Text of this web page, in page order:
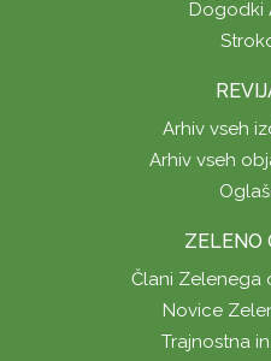
Dogodki
Arhiv vseh
Arhiv vseh
ZELENO
Člani Zelenega
Novice
Trajnostna